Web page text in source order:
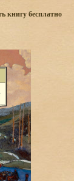
книгу бесплатно